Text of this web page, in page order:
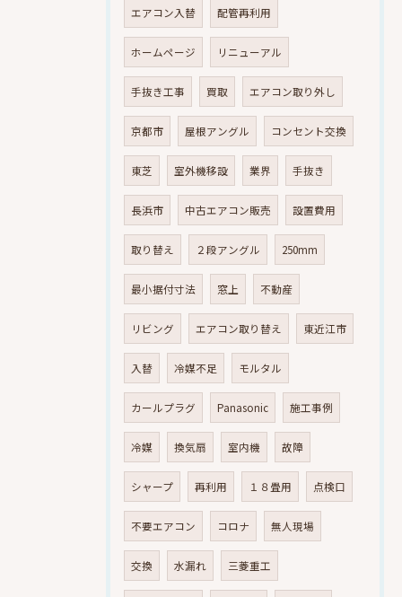
エアコン入替 配管再利用
ホームページ リニューアル
手抜き工事 買取 エアコン取り外し
京都市 屋根アングル コンセント交換
東芝 室外機移設 業界 手抜き
長浜市 中古エアコン販売 設置費用
取り替え ２段アングル 250mm
最小据付寸法 窓上 不動産
リビング エアコン取り替え 東近江市
入替 冷媒不足 モルタル
カールプラグ Panasonic 施工事例
冷媒 換気扇 室内機 故障
シャープ 再利用 １８畳用 点検口
不要エアコン コロナ 無人現場
交換 水漏れ 三菱重工